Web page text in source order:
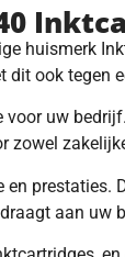
ook
uw
zowel
aan uw